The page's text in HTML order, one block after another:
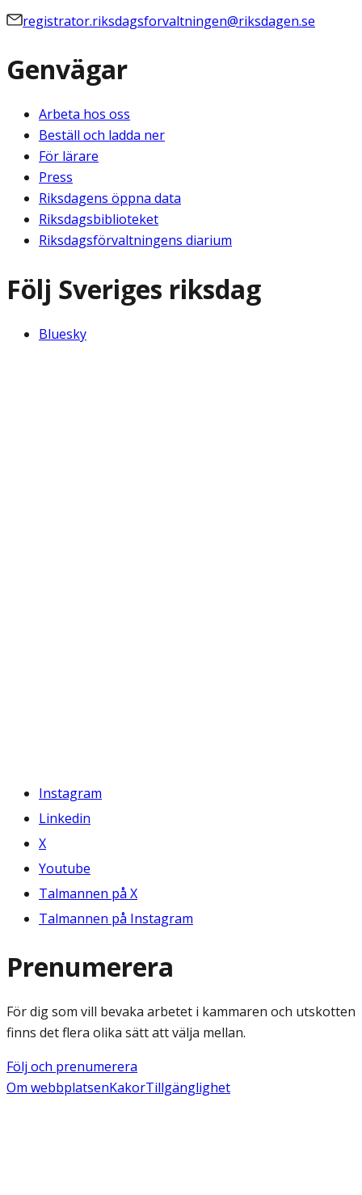
registrator.riksdagsforvaltningen@riksdagen.se
Genvägar
Arbeta hos oss
Beställ och ladda ner
För lärare
Press
Riksdagens öppna data
Riksdagsbiblioteket
Riksdagsförvaltningens diarium
Följ Sveriges riksdag
Bluesky
Instagram
Linkedin
X
Youtube
Talmannen på X
Talmannen på Instagram
Prenumerera
För dig som vill bevaka arbetet i kammaren och utskotten
finns det flera olika sätt att välja mellan.
Följ och prenumerera
Om webbplatsenKakorTillgänglighet